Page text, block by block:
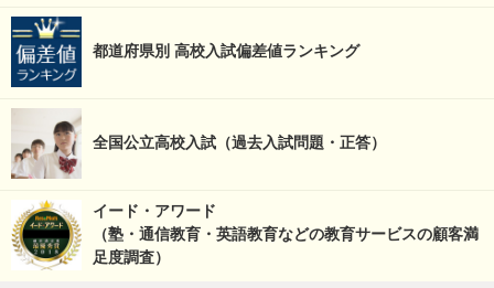
都道府県別 高校入試偏差値ランキング
全国公立高校入試（過去入試問題・正答）
イード・アワード
（塾・通信教育・英語教育などの教育サービスの顧客満
足度調査）